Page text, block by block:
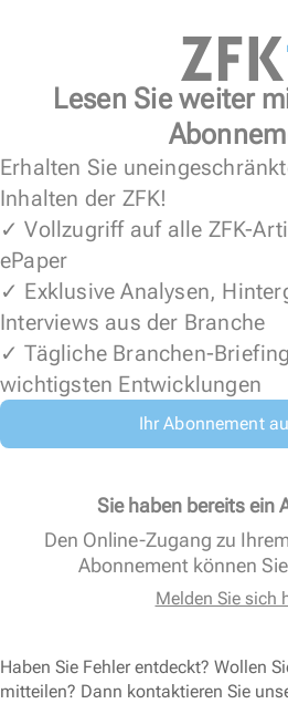
Lesen Sie weiter
Erhalten Sie
Inhalten der ZFK!
✓ Vollzugriff auf alle ZFK-
ePaper
✓ Exklusive Analysen,
Interviews aus der Branche
✓ Tägliche Branchen-
wichtigsten Entwicklungen
Ihr Abonnement
Sie haben bereits ein
Den Online-Zugang zu
Abonnement können Sie
Melden Sie sich
Haben Sie Fehler entdeckt? Wollen
mitteilen? Dann kontaktieren Sie